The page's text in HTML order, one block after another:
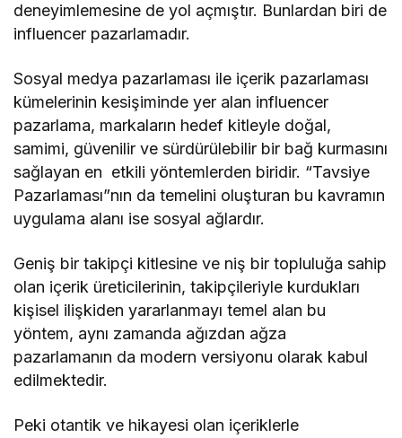
deneyimlemesine de yol açmıştır. Bunlardan biri de
influencer pazarlamadır.
Sosyal medya pazarlaması ile içerik pazarlaması
kümelerinin kesişiminde yer alan influencer
pazarlama, markaların hedef kitleyle doğal,
samimi, güvenilir ve sürdürülebilir bir bağ kurmasını
sağlayan en etkili yöntemlerden biridir. “Tavsiye
Pazarlaması”nın da temelini oluşturan bu kavramın
uygulama alanı ise sosyal ağlardır.
Geniş bir takipçi kitlesine ve niş bir topluluğa sahip
olan içerik üreticilerinin, takipçileriyle kurdukları
kişisel ilişkiden yararlanmayı temel alan bu
yöntem, aynı zamanda ağızdan ağza
pazarlamanın da modern versiyonu olarak kabul
edilmektedir.
Peki otantik ve hikayesi olan içeriklerle